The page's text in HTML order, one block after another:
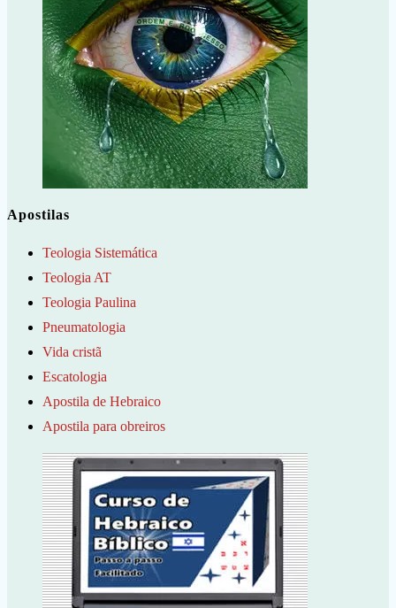
Apostilas
Teologia Sistemática
Teologia AT
Teologia Paulina
Pneumatologia
Vida cristã
Escatologia
Apostila de Hebraico
Apostila para obreiros